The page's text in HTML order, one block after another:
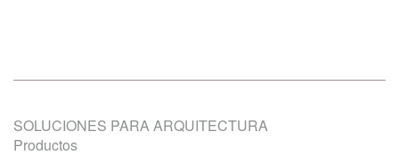
SOLUCIONES PARA ARQUITECTURA
Productos